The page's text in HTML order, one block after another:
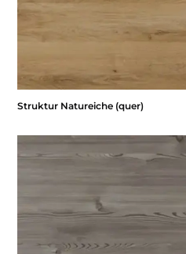
Struktur Natureiche (quer)